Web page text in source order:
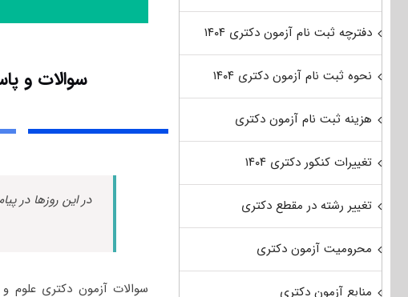
سوالات و
در این روزها در
دفترچه ثبت نام آزمون دکتری ۱۴۰۴
نحوه ثبت نام آزمون دکتری ۱۴۰۴
هزینه ثبت نام آزمون دکتری
تغییرات کنکور دکتری ۱۴۰۴
تغییر رشته در مقطع دکتری
محرومیت آزمون دکتری
منابع آزمون دکتری